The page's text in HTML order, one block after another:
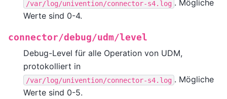
/var/log/univention/connector-s4.log . Mögliche
Werte sind 0-4.
connector/debug/udm/level
Debug-Level für alle Operation von UDM,
protokolliert in
/var/log/univention/connector-s4.log . Mögliche
Werte sind 0-5.